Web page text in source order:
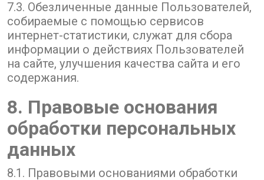
7.3. Обезличенные данные Пользователей,
собираемые с помощью сервисов
интернет-статистики, служат для сбора
информации о действиях Пользователей
на сайте, улучшения качества сайта и его
содержания.
8. Правовые основания
обработки персональных
данных
8.1. Правовыми основаниями обработки